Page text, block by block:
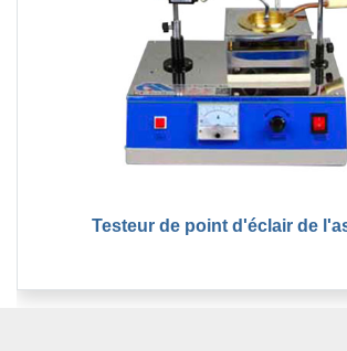
Testeur de point d'éclair de